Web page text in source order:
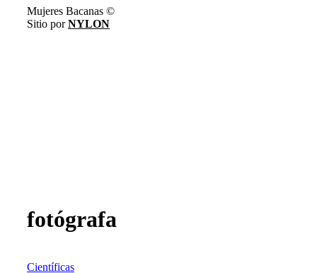
Mujeres Bacanas ©
Sitio porNYLON
fotógrafa
Científicas